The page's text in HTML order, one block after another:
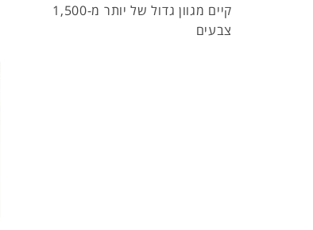
קיים מגוון גדול של יותר מ-1,500
צבעים